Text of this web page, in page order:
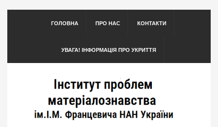
ГОЛОВНА ПРО НАС КОНТАКТИ
УВАГА! ІНФОРМАЦІЯ ПРО УКРИТТЯ